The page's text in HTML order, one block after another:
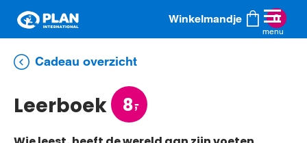
International
menu
Winkelmandje 0
Je winkelmandje is leeg.
Verder winkelen
Cadeau overzicht
Leerboek 8